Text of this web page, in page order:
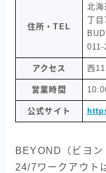
住所・TEL
北海
丁目
アクセス 西
営業時間
公式サイト
BEYOND（ビヨン
24/7ワークアウト